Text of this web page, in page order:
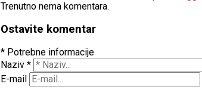
Trenutno nema komentara.
Ostavite komentar
* Potrebne informacije
Naziv *
E-mail